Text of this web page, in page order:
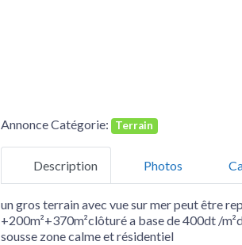
Annonce Catégorie: Terrain
Description Photos
un gros terrain avec vue sur mer peut être
+200m²+370m²clôturé a base de 400dt /
sousse zone calme et résidentiel